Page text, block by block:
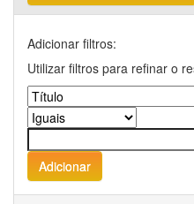
Adicionar filtros:
Utilizar filtros para refinar o